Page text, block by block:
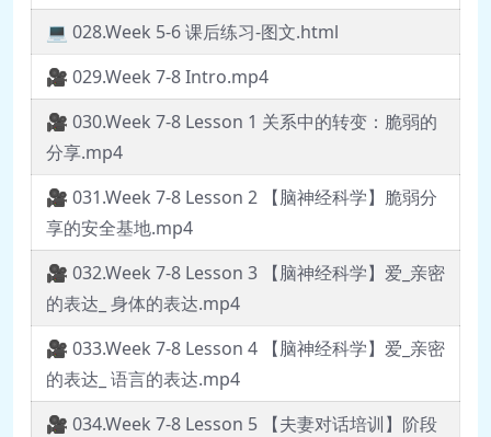
💻 028.Week 5-6 课后练习-图文.html
🎥 029.Week 7-8 Intro.mp4
🎥 030.Week 7-8 Lesson 1 关系中的转变：脆弱的
分享.mp4
🎥 031.Week 7-8 Lesson 2 【脑神经科学】脆弱分
享的安全基地.mp4
🎥 032.Week 7-8 Lesson 3 【脑神经科学】爱_亲密
的表达_ 身体的表达.mp4
🎥 033.Week 7-8 Lesson 4 【脑神经科学】爱_亲密
的表达_ 语言的表达.mp4
🎥 034.Week 7-8 Lesson 5 【夫妻对话培训】阶段